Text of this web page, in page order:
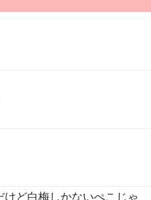
ど白梅しかないぺこじゃ